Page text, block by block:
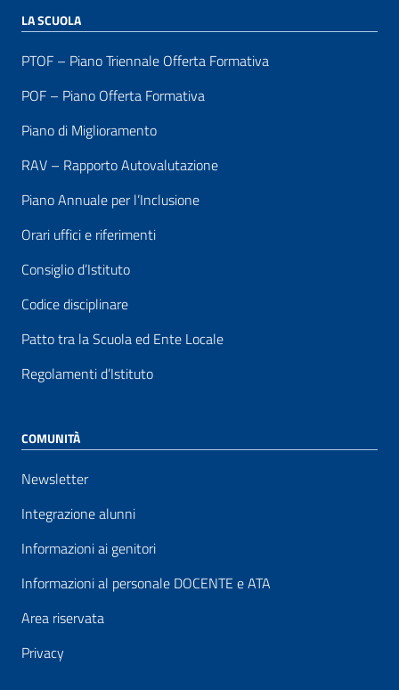
LA SCUOLA
PTOF – Piano Triennale Offerta Formativa
POF – Piano Offerta Formativa
Piano di Miglioramento
RAV – Rapporto Autovalutazione
Piano Annuale per l’Inclusione
Orari uffici e riferimenti
Consiglio d’Istituto
Codice disciplinare
Patto tra la Scuola ed Ente Locale
Regolamenti d’Istituto
COMUNITÀ
Newsletter
Integrazione alunni
Informazioni ai genitori
Informazioni al personale DOCENTE e ATA
Area riservata
Privacy